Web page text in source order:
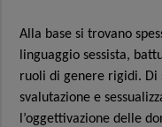
Alla base si trovano
linguaggio sessista,
ruoli di genere rigidi. Di
svalutazione e
l’oggettivazione delle